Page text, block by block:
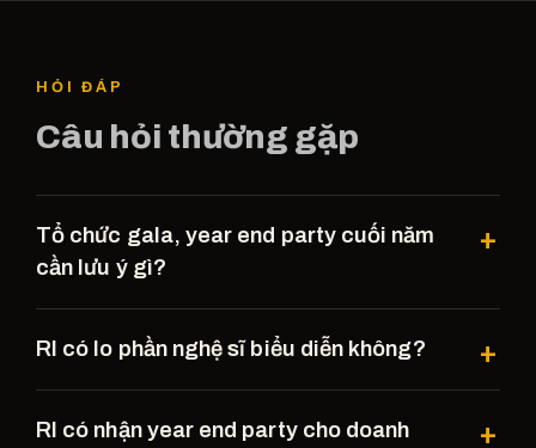
HỎI ĐÁP
Câu hỏi thường gặp
Tổ chức gala, year end party cuối năm
cần lưu ý gì?
RI có lo phần nghệ sĩ biểu diễn không?
RI có nhận year end party cho doanh